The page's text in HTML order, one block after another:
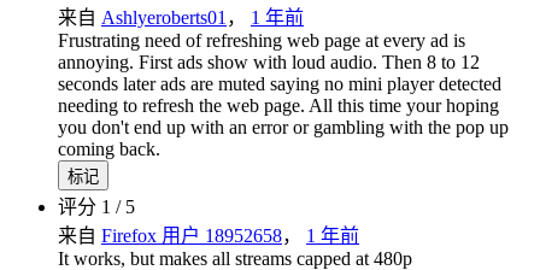
来自 Ashlyeroberts01 ， 1 年前
Frustrating need of refreshing web page at every ad is
annoying. First ads show with loud audio. Then 8 to 12
seconds later ads are muted saying no mini player detected
needing to refresh the web page. All this time your hoping
you don't end up with an error or gambling with the pop up
coming back.
标记
评分 1 / 5
来自 Firefox 用户 18952658， 1 年前
It works, but makes all streams capped at 480p